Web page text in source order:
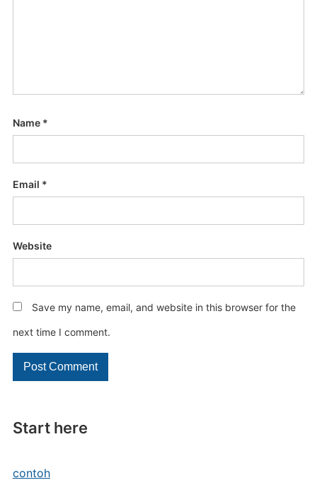
Start here
contoh
Name *
Email *
Website
Save my name, email, and website in this browser for the
next time I comment.